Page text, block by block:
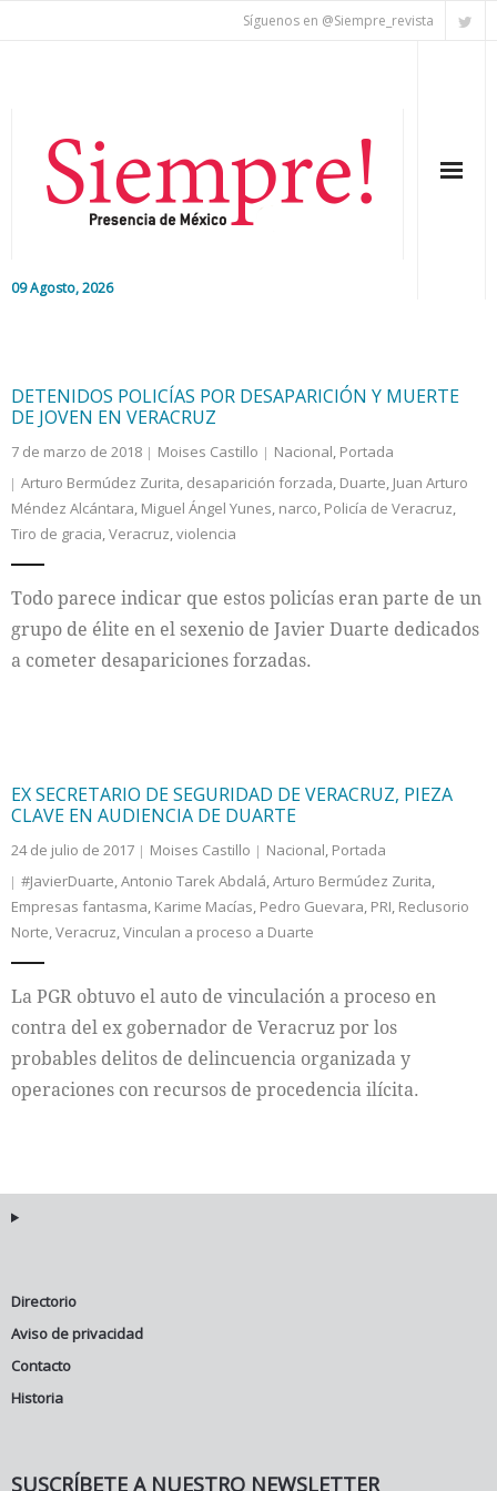
Síguenos en @Siempre_revista
09 Agosto, 2026
Colaboradores
Internacional
Cultura
DETENIDOS POLICÍAS POR DESAPARICIÓN Y MUERTE
DE JOVEN EN VERACRUZ
7 de marzo de 2018 Moises Castillo Nacional, Portada
Arturo Bermúdez Zurita, desaparición forzada, Duarte, Juan Arturo
Méndez Alcántara, Miguel Ángel Yunes, narco, Policía de Veracruz,
Tiro de gracia,Veracruz,violencia
Todo parece indicar que estos policías eran parte de un
grupo de élite en el sexenio de Javier Duarte dedicados
a cometer desapariciones forzadas.
EX SECRETARIO DE SEGURIDAD DE VERACRUZ, PIEZA
CLAVE EN AUDIENCIA DE DUARTE
24 de julio de 2017 Moises Castillo Nacional, Portada
#JavierDuarte,Antonio Tarek Abdalá,Arturo Bermúdez Zurita,
Empresas fantasma, Karime Macías, Pedro Guevara, PRI, Reclusorio
Norte,Veracruz,Vinculan a proceso a Duarte
La PGR obtuvo el auto de vinculación a proceso en
contra del ex gobernador de Veracruz por los
probables delitos de delincuencia organizada y
operaciones con recursos de procedencia ilícita.
Directorio
Aviso de privacidad
Contacto
Historia
SUSCRÍBETE A NUESTRO NEWSLETTER